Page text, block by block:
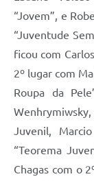
“Jovem”, e
“Juventude
ficou com
2º lugar com
Roupa da
Juvenil,
“Teorema
Chagas com o